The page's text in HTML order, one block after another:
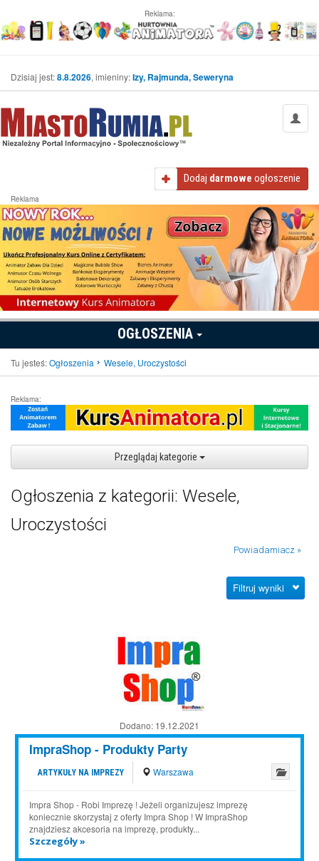
Reklama:
Dzisiaj jest:8.8.2026, imieniny:Izy, Rajmunda, Seweryna
Dodaj darmowe ogłoszenie
Reklama
OGŁOSZENIA
Tu jesteś:Ogłoszenia Wesele, Uroczystości
Reklama:
Przeglądaj kategorie
Ogłoszenia z kategorii: Wesele,
Uroczystości
Powiadamiacz »
Filtruj wyniki
Dodano: 19.12.2021
ImpraShop - Produkty Party
ARTYKUŁY NA IMPREZY Warszawa
Impra Shop - Robi Imprezę ! Jeżeli organizujesz imprezę
koniecznie skorzystaj z oferty Impra Shop ! W ImpraShop
znajdziesz akcesoria na imprezę, produkty...
Szczegóły »